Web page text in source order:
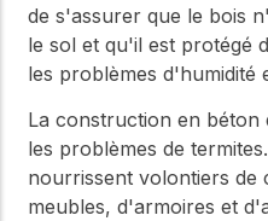
de s'assurer que le bois
le sol et qu'il est protégé
les problèmes d'humidité
La construction en béton
les problèmes de
nourrissent volontiers de
meubles, d'armoires et